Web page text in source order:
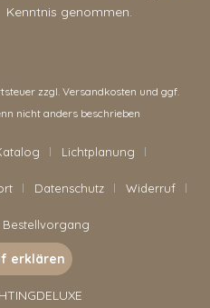
Kenntnis genommen.
zzgl. Versandkosten und ggf.
nicht anders beschrieben
Lichtplanung
Datenschutz Widerruf
Bestellvorgang
erklären